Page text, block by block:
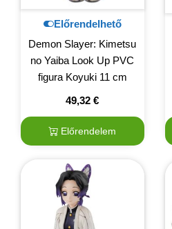
Előrendelhető
Demon Slayer: Kimetsu
no Yaiba Look Up PVC
figura Koyuki 11 cm
49,32€
Előrendelem